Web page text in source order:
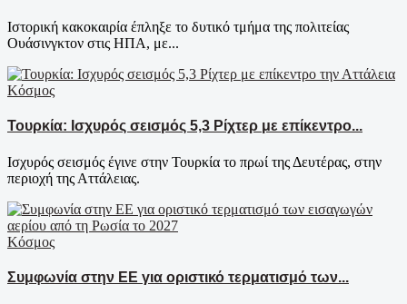
Ιστορική κακοκαιρία έπληξε το δυτικό τμήμα της πολιτείας
Ουάσινγκτον στις ΗΠΑ, με...
Κόσμος
Τουρκία: Ισχυρός σεισμός 5,3 Ρίχτερ με επίκεντρο...
Ισχυρός σεισμός έγινε στην Τουρκία το πρωί της Δευτέρας, στην
περιοχή της Αττάλειας.
Κόσμος
Συμφωνία στην ΕΕ για οριστικό τερματισμό των...